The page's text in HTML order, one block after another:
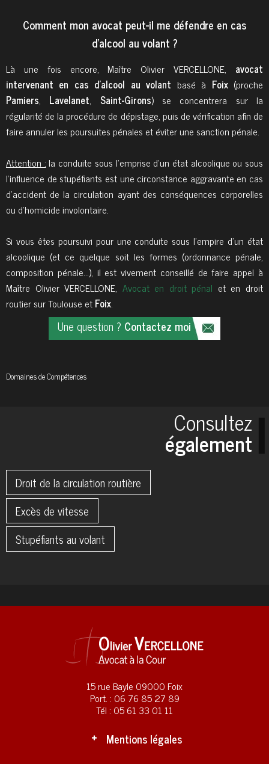
Comment mon avocat peut-il me défendre en cas
d'alcool au volant ?
Là une fois encore, Maître Olivier VERCELLONE, avocat
intervenant en cas d'alcool au volant basé à Foix(proche
Pamiers, Lavelanet, Saint-Girons) se concentrera sur la
régularité de la procédure de dépistage, puis de vérification afin de
faire annuler les poursuites pénales et éviter une sanction pénale.
Attention :la conduite sous l’emprise d’un état alcoolique ou sous
l’influence de stupéfiants est une circonstance aggravante en cas
d’accident de la circulation ayant des conséquences corporelles
ou d’homicide involontaire.
Si vous êtes poursuivi pour une conduite sous l’empire d’un état
alcoolique (et ce quelque soit les formes (ordonnance pénale,
composition pénale…), il est vivement conseillé de faire appel à
Maître Olivier VERCELLONE, Avocat en droit pénal et en droit
routier sur Toulouse etFoix.
Une question ? Contactez moi
Domaines deCompétences
Consultez
également
Droit de la circulation routière
Excès de vitesse
Stupéfiants au volant
15 rue Bayle 09000 Foix
Port. : 06 76 85 27 89
Tél : 05 61 33 01 11
Mentions légales